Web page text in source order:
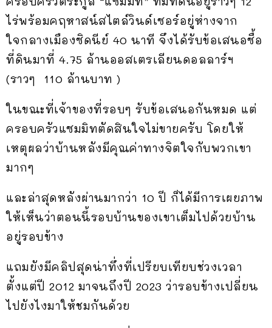
ไร่พร้อมคฤหาสน์สไตล์วินด์เซอร์อยู่ห่างจาก
ใจกลางเมืองซิดนีย์ 40 นาที จึงได้รับข้อเสนอซื้อ
ที่ดินมาที่ 4.75 ล้านออสเตรเลียนดอลลาร์ฯ
(ราวๆ 110 ล้านบาท )
ในขณะที่เจ้าของที่รอบๆ รับข้อเสนอกันหมด แต่
ครอบครัวแซมมิทตัดสินใจไม่ขายครับ โดยให้
เหตุผลว่าบ้านหลังมีคุณค่าทางจิตใจกับพวกเขา
มากๆ
และล่าสุดหลังผ่านมากว่า 10 ปี ก็ได้มีการเผยภาพ
ให้เห็นว่าตอนนี้รอบบ้านของเขาเต็มไปด้วยบ้าน
อยู่รอบข้าง
แถมยังมีคลิปสุดน่าทึ่งที่เปรียบเทียบช่วงเวลา
ตั้งแต่ปี 2012 มาจนถึงปี 2023 ว่ารอบข้างเปลี่ยน
ไปยังไงมาให้ชมกันด้วย